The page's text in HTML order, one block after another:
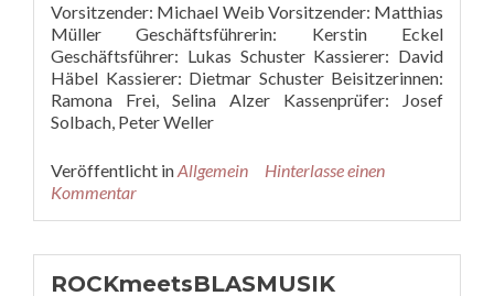
Vorsitzender: Michael Weib Vorsitzender: Matthias
Müller Geschäftsführerin: Kerstin Eckel
Geschäftsführer: Lukas Schuster Kassierer: David
Häbel Kassierer: Dietmar Schuster Beisitzerinnen:
Ramona Frei, Selina Alzer Kassenprüfer: Josef
Solbach, Peter Weller
Veröffentlicht inAllgemein
Hinterlasse einen
Kommentar
ROCKmeetsBLASMUSIK